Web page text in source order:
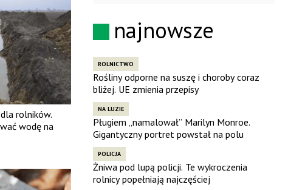
rolników.
wodę na
najnowsze
ROLNICTWO
Rośliny odporne na suszę i choroby coraz
bliżej. UE zmienia przepisy
NA LUZIE
Pługiem „namalował” Marilyn Monroe.
Gigantyczny portret powstał na polu
POLICJA
Żniwa pod lupą policji. Te wykroczenia
rolnicy popełniają najczęściej